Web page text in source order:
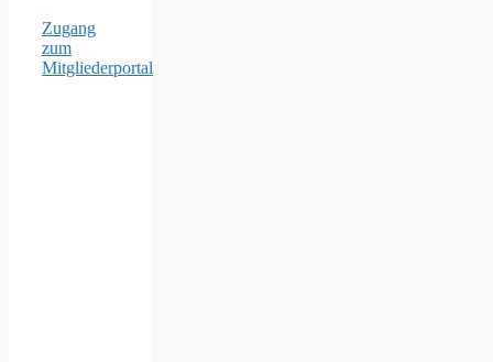
Zugang
zum
Mitgliederportal